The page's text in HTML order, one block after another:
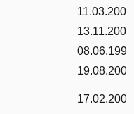
11.03.2004
13.11.2004
08.06.1992
19.08.2004
17.02.2004